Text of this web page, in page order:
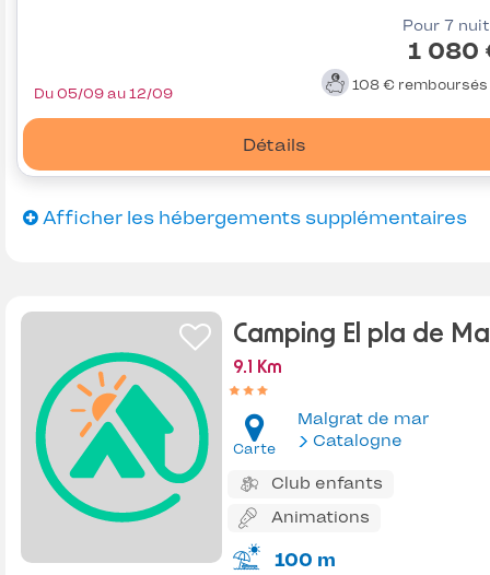
Pour 7
1 080
108 € remboursés
Détails
Du 05/09 au 12/09
Afficher les hébergements supplémentaires
Camping El pla de
9.1 Km
Carte
Malgrat de mar
Catalogne
Club enfants
Animations
100 m